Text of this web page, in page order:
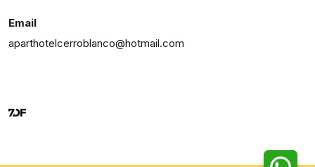
Email
aparthotelcerroblanco@hotmail.com